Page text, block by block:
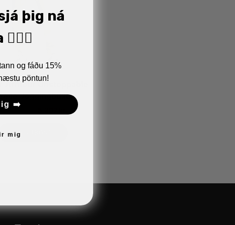
Armour Unstoppable
Joggingbuxur
17.990
VELDU KOSTI
þig ná
og fáðu 15%
pöntun!
➡️
mig